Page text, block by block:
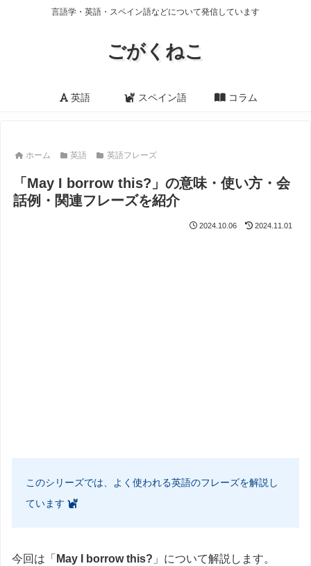
言語学・英語・スペイン語などについて発信しています
ごがくねこ
英語 スペイン語 コラム
ホーム 英語 英語フレーズ
「May I borrow this?」の意味・使い方・会
話例・関連フレーズを紹介
2024.10.06 2024.11.01
このシリーズでは、よく使われる英語のフレーズを解説し
ています
今回は「 May I borrow this? 」について解説します。